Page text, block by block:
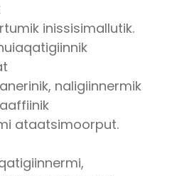
inissisimallutik.
naligiinnermik
ataatsimoorput.